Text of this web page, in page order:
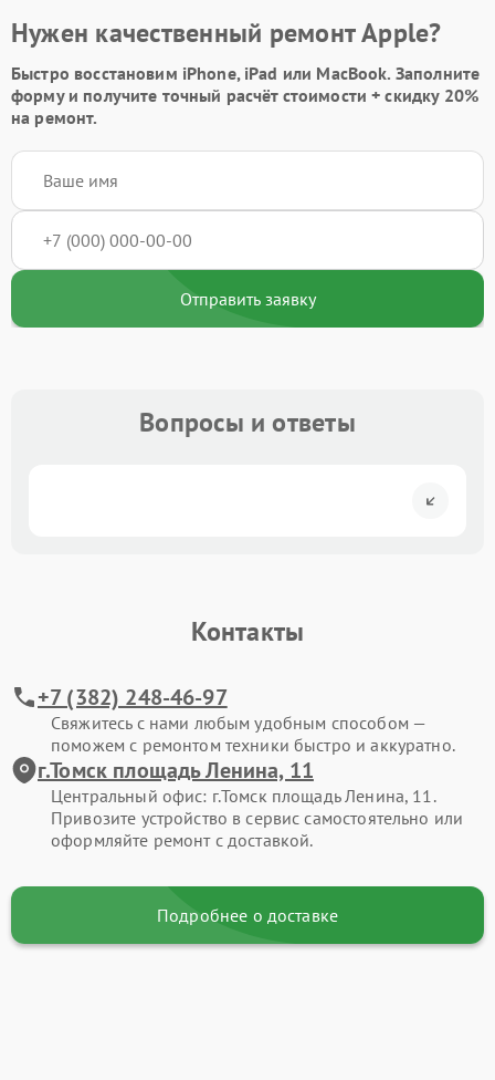
Нужен качественный ремонт Apple?
Быстро восстановим iPhone, iPad или MacBook. Заполните
формуи получите точный расчёт стоимости +скидку 20%
на ремонт.
Отправить заявку
Вопросы и ответы
Контакты
+7 (382) 248-46-97
Свяжитесь с нами любым удобным способом —
поможем с ремонтом техники быстро и аккуратно.
г.Томск площадь Ленина, 11
Центральный офис: г.Томск площадь Ленина, 11.
Привозите устройство в сервис самостоятельно или
оформляйте ремонт с доставкой.
Подробнее о доставке